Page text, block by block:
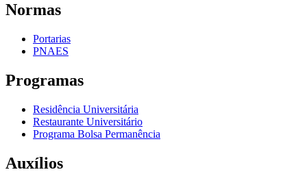
Normas
Portarias
PNAES
Programas
Residência Universitária
Restaurante Universitário
Programa Bolsa Permanência
Auxílios